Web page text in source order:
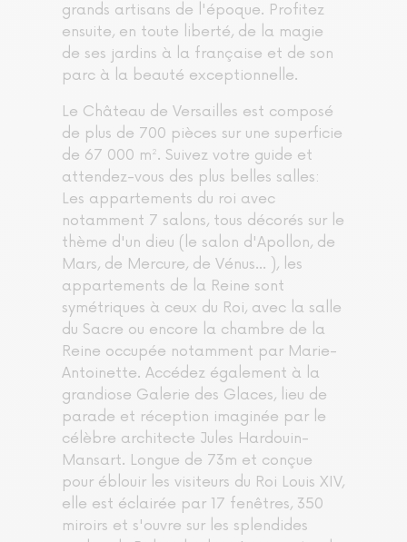
grands artisans de l'époque. Profitez
ensuite, en toute liberté, de la magie
de ses jardins à la française et de son
parc à la beauté exceptionnelle.
Le Château de Versailles est composé
de plus de 700 pièces sur une superficie
de 67 000 m². Suivez votre guide et
attendez-vous des plus belles salles:
Les appartements du roi avec
notamment 7 salons, tous décorés sur le
thème d'un dieu (le salon d'Apollon, de
Mars, de Mercure, de Vénus… ), les
appartements de la Reine sont
symétriques à ceux du Roi, avec la salle
du Sacre ou encore la chambre de la
Reine occupée notamment par Marie-
Antoinette. Accédez également à la
grandiose Galerie des Glaces, lieu de
parade et réception imaginée par le
célèbre architecte Jules Hardouin-
Mansart. Longue de 73m et conçue
pour éblouir les visiteurs du Roi Louis XIV,
elle est éclairée par 17 fenêtres, 350
miroirs et s'ouvre sur les splendides